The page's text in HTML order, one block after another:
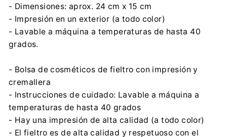
- Dimensiones: aprox. 24 cm x 15 cm
- Impresión en un exterior (a todo color)
- Lavable a máquina a temperaturas de hasta 40
grados.
- Bolsa de cosméticos de fieltro con impresión y
cremallera
- Instrucciones de cuidado: Lavable a máquina a
temperaturas de hasta 40 grados
- Hay una impresión de alta calidad (a todo color)
- El fieltro es de alta calidad y respetuoso con el